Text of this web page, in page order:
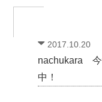
2017.10.20
nachukara 今
中！